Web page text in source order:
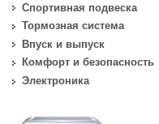
Спортивная подвеска
Тормозная система
Впуск и выпуск
Комфорт и безопасность
Электроника